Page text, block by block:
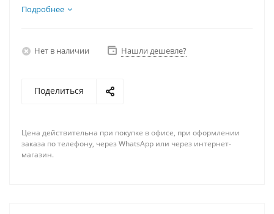
WIFI D5, Видеокарта RTX 4060 8Гб, Память
Подробнее
Нет в наличии Нашли дешевле?
Поделиться
Цена действительна при покупке в офисе, при оформлении
заказа по телефону, через WhatsApp или через интернет-
магазин.